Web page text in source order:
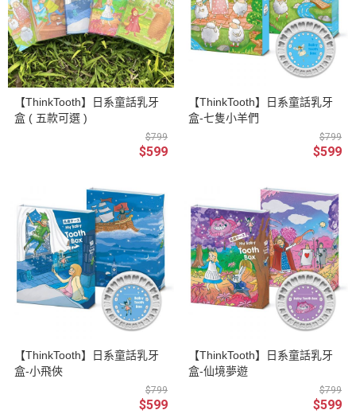
【ThinkTooth】日系童話乳牙
盒 ( 五款可選 )
$799
$599
【ThinkTooth】日系童話乳牙
盒-七隻小羊們
$799
$599
【ThinkTooth】日系童話乳牙
盒-小飛俠
$799
$599
【ThinkTooth】日系童話乳牙
盒-仙境夢遊
$799
$599